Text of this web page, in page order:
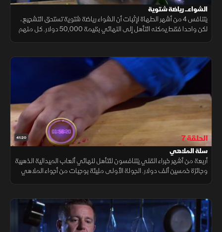
الشواء.. رياضة شتوية
يتنافس 4 من أشهر الطهاة لإثبات أن الشواء رياضة شتوية تستحق التشجيع،
لكن واحدا فقط يمكنه التأهل إلى النهائي بقيمة 50,000 دولار. كل منهم
41:20 الحلقة 7
سلة الملاهي
أربعة من أشهر خبراء القلي يتنافسون للتأهل لنهائي ألعاب الميدالية الذهبية
وجائزة خمسين ألف دولار. الجولة الأولى مليئة بوجبات من أجواء الملاهي